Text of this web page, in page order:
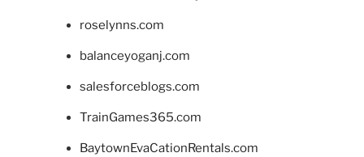
roselynns.com
balanceyoganj.com
salesforceblogs.com
TrainGames365.com
BaytownEvaCationRentals.com